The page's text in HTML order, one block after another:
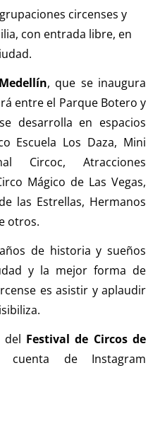
circenses y
con entrada libre, en
, que se inaugura
entre el Parque Botero y
desarrolla en espacios
Escuela Los Daza, Mini
Circoc, Atracciones
Mágico de Las Vegas,
las Estrellas, Hermanos
otros.
de historia y sueños
y la mejor forma de
es asistir y aplaudir
del Festival de Circos de
de Instagram